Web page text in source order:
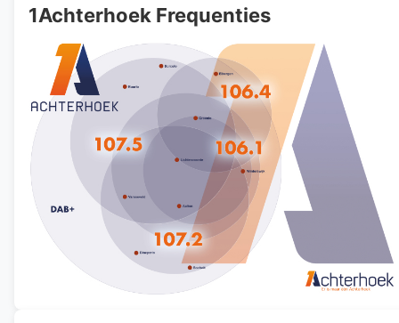
1Achterhoek Frequenties